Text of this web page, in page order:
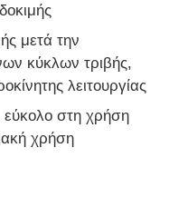
μετά την
κύκλων τριβής,
λειτουργίας
στη χρήση
χρήση